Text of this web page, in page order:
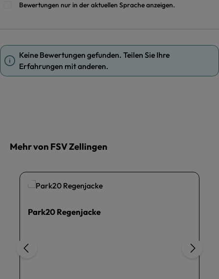
Bewertungen nur in der aktuellen Sprache anzeigen.
Keine Bewertungen gefunden. Teilen Sie Ihre
Erfahrungen mit anderen.
Mehr von FSV Zellingen
Park20 Regenjacke